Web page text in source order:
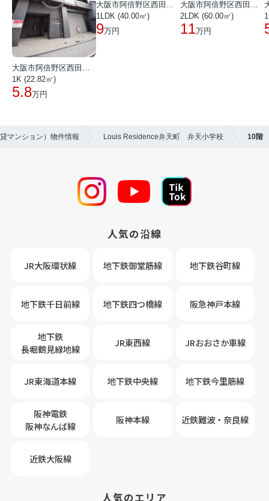
大阪市阿倍野区西田辺町１丁目
1K (22.82㎡)
5.8万円
大阪市阿倍野区西田辺町１丁目
1LDK (40.00㎡)
9万円
大阪市阿倍野区西田辺町１丁目
2LDK (60.00㎡)
11万円
マンション）物件情報 Louis Residence弁天町 弁天小学校 10階
人気の沿線
JR大阪環状線 地下鉄御堂筋線 地下鉄谷町線
地下鉄千日前線 地下鉄四つ橋線 阪急神戸本線
地下鉄
長堀鶴見緑地線
JR東西線 JRおおさか車線
JR東海道本線 地下鉄中央線 地下鉄今里筋線
阪神電鉄
阪神なんば線
阪神本線 近鉄難波・奈良線
近鉄大阪線
人気のエリア